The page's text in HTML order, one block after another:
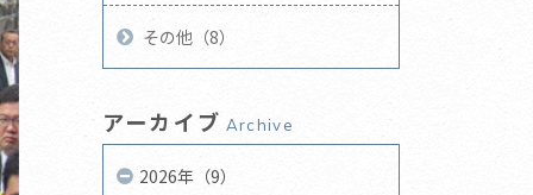
その他（8）
アーカイブ Archive
2026年（9）